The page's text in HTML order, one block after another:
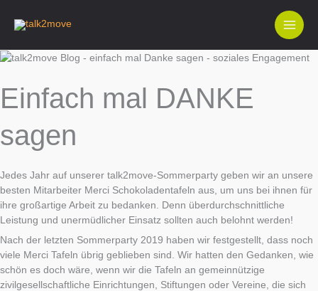
Inhalt
Einfach mal DANKE
sagen
Jedes Jahr auf unserer talk2move-Sommerparty geben wir an unsere
besten Mitarbeiter Merci Schokoladentafeln aus, um uns bei ihnen für
ihre großartige Arbeit zu bedanken. Denn überdurchschnittliche
Leistung und unermüdlicher Einsatz sollten auch belohnt werden!
Nach der letzten Sommerparty 2019 haben wir festgestellt, dass noch
viele Merci Tafeln übrig geblieben sind. Wir hatten den Gedanken, wie
schön es doch wäre, wenn wir die Tafeln an gemeinnützige
zivilgesellschaftliche Einrichtungen, Stiftungen oder Vereine, die sich